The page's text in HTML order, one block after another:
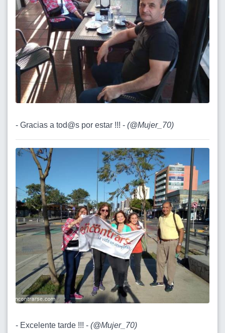
- Gracias a tod@s por estar !!! - (@Mujer_70)
- Excelente tarde !!! - (@Mujer_70)